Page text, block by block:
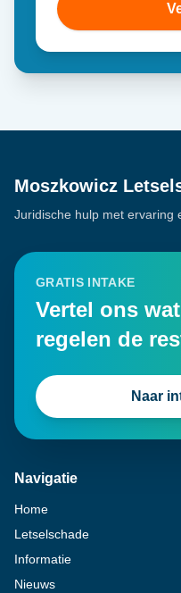
Moszkowicz
Juridische hulp met ervaring
GRATIS INTAKE
Vertel ons
regelen de
Naar
Navigatie
Home
Letselschade
Informatie
Nieuws